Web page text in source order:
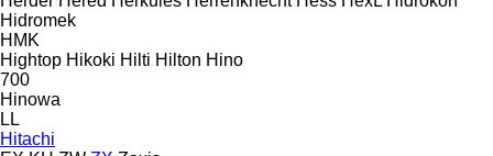
Hidromek
HMK
Hightop Hikoki Hilti Hilton Hino
700
Hinowa
LL
Hitachi